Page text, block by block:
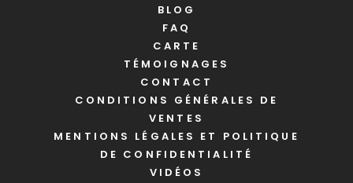
BLOG
FAQ
CARTE
TÉMOIGNAGES
CONTACT
CONDITIONS GÉNÉRALES DE
VENTES
MENTIONS LÉGALES ET POLITIQUE
DE CONFIDENTIALITÉ
VIDÉOS